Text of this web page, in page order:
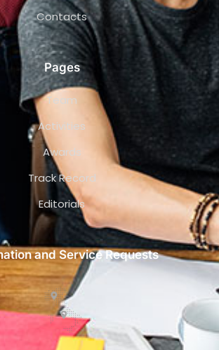
Contacts
Pages
Team
Activities
Awards
Track Record
Editorials
and Service Requests